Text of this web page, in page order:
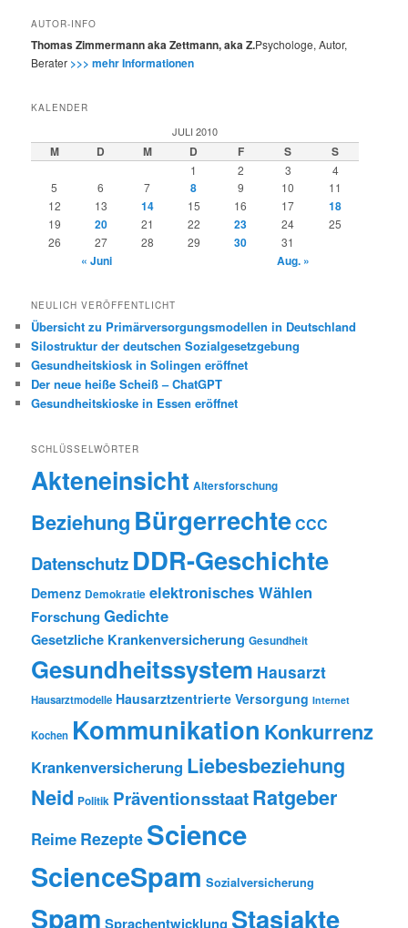
AUTOR-INFO
Thomas Zimmermann aka Zettmann, aka Z.Psychologe, Autor,
Berater >>> mehr Informationen
KALENDER
JULI 2010
M D M D F S S
1 2 3
4
5
6 7 8 9 10
11
12
13 14 15 16 17 18
19 20 21 22 23 24
25
26
27 28 29 30 31
« Juni Aug. »
NEULICH VERÖFFENTLICHT
Übersicht zu Primärversorgungsmodellen in Deutschland
Silostruktur der deutschen Sozialgesetzgebung
Gesundheitskiosk in Solingen eröffnet
Der neue heiße Scheiß – ChatGPT
Gesundheitskioske in Essen eröffnet
SCHLÜSSELWÖRTER
Akteneinsicht Altersforschung
Beziehung BürgerrechteCCC
Datenschutz DDR-Geschichte
Demenz Demokratie elektronisches Wählen
Forschung Gedichte
Gesetzliche Krankenversicherung Gesundheit
Gesundheitssystem Hausarzt
Hausarztmodelle Hausarztzentrierte Versorgung Internet
Kochen Kommunikation Konkurrenz
Krankenversicherung Liebesbeziehung
Neid Politik PräventionsstaatRatgeber
Reime Rezepte Science
ScienceSpam Sozialversicherung
Spam Sprachentwicklung Stasiakte